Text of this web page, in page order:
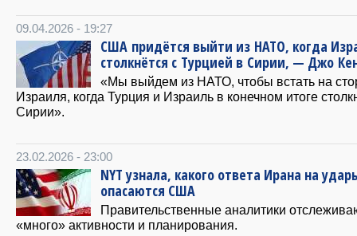
09.04.2026 - 19:27
США придётся выйти из НАТО, когда
столкнётся с Турцией в Сирии, — Джо
«Мы выйдем из НАТО, чтобы встать на
Израиля, когда Турция и Израиль в конечном итоге
Сирии».
23.02.2026 - 23:00
NYT узнала, какого ответа Ирана на
опасаются США
Правительственные аналитики
«много» активности и планирования.